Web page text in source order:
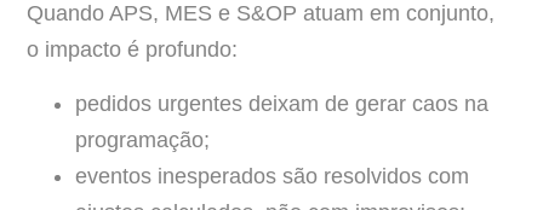
Quando APS, MES e S&OP atuam em conjunto,
o impacto é profundo:
pedidos urgentes deixam de gerar caos na
programação;
eventos inesperados são resolvidos com